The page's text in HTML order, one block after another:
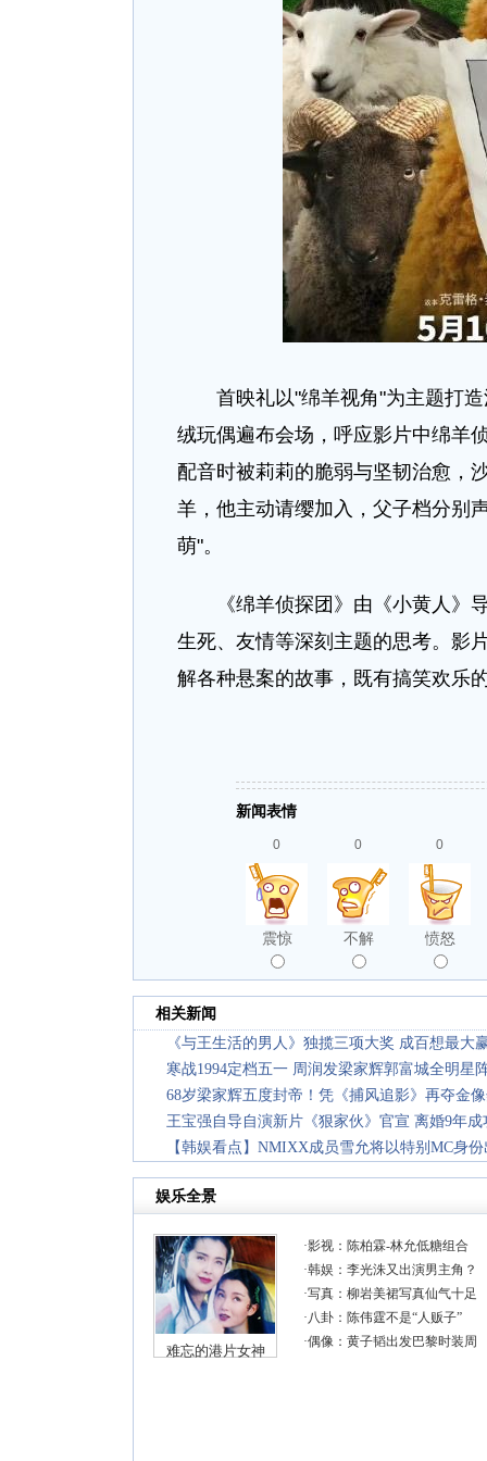
首映礼以"绵羊视角"为主题打造
绒玩偶遍布会场，呼应影片中绵羊
配音时被莉莉的脆弱与坚韧治愈
羊，他主动请缨加入，父子档分别
萌"。
《绵羊侦探团》由《小黄人》导
生死、友情等深刻主题的思考。影
解各种悬案的故事，既有搞笑欢乐
新闻表情
0
震惊
0
不解
0
愤怒
相关新闻
《与王生活的男人》独揽三项大奖 成百想最大
寒战1994定档五一 周润发梁家辉郭富城全明星
68岁梁家辉五度封帝！凭《捕风追影》再夺金
王宝强自导自演新片《狠家伙》官宣 离婚9年成
【韩娱看点】NMIXX成员雪允将以特别MC身